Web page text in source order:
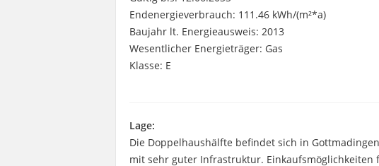
Endenergieverbrauch: 111.46 kWh/(m²*a)
Baujahr lt. Energieausweis: 2013
Wesentlicher Energieträger: Gas
Klasse: E
Lage:
Die Doppelhaushälfte befindet sich in
mit sehr guter Infrastruktur. Einkaufsmöglichkeiten